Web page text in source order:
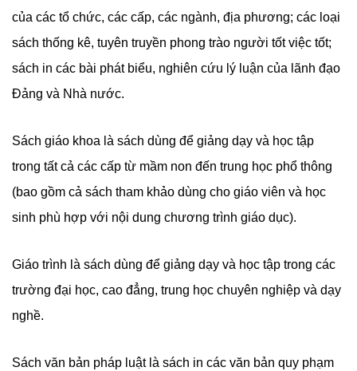
của các tổ chức, các cấp, các ngành, địa phương; các loại
sách thống kê, tuyên truyền phong trào người tốt việc tốt;
sách in các bài phát biểu, nghiên cứu lý luận của lãnh đạo
Đảng và Nhà nước.
Sách giáo khoa là sách dùng để giảng dạy và học tập
trong tất cả các cấp từ mầm non đến trung học phổ thông
(bao gồm cả sách tham khảo dùng cho giáo viên và học
sinh phù hợp với nội dung chương trình giáo dục).
Giáo trình là sách dùng để giảng dạy và học tập trong các
trường đại học, cao đẳng, trung học chuyên nghiệp và dạy
nghề.
Sách văn bản pháp luật là sách in các văn bản quy phạm